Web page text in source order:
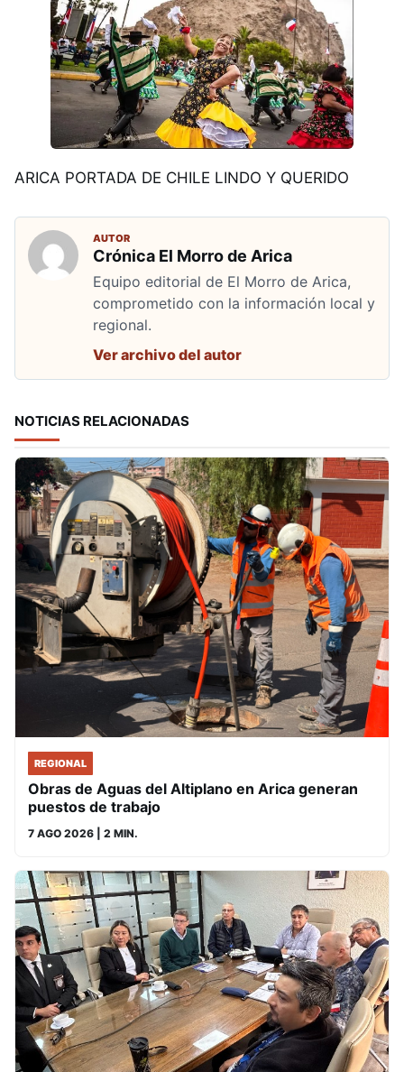
ARICA PORTADA DE CHILE LINDO Y QUERIDO
AUTOR
Crónica El Morro de Arica
Equipo editorial de El Morro de Arica,
comprometido con la información local y
regional.
Ver archivo del autor
NOTICIAS RELACIONADAS
REGIONAL
Obras de Aguas del Altiplano en Arica generan
puestos de trabajo
7 AGO 2026 | 2 MIN.